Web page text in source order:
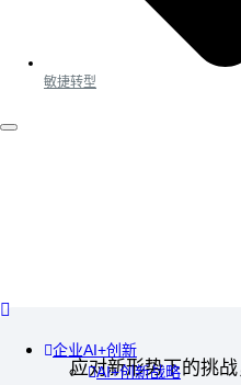
企业AI+创新
AI+创新战略
敏捷转型
应对新形势下的挑